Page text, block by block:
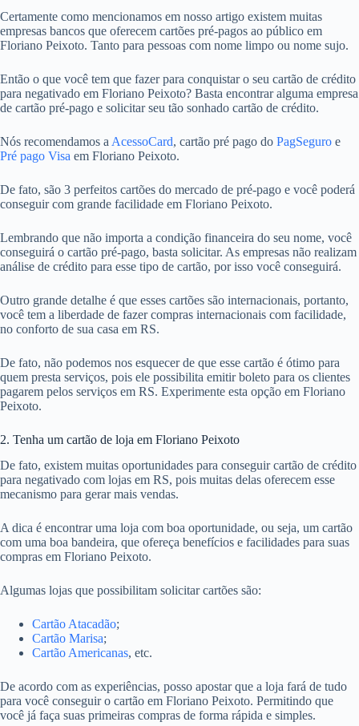
Certamente como mencionamos em nosso artigo existem muitas
empresas bancos que oferecem cartões pré-pagos ao público em
Floriano Peixoto. Tanto para pessoas com nome limpo ou nome sujo.
Então o que você tem que fazer para conquistar o seu cartão de crédito
para negativado em Floriano Peixoto? Basta encontrar alguma empresa
de cartão pré-pago e solicitar seu tão sonhado cartão de crédito.
Nós recomendamos a AcessoCard, cartão pré pago do PagSeguro e
Pré pago Visa em Floriano Peixoto.
De fato, são 3 perfeitos cartões do mercado de pré-pago e você poderá
conseguir com grande facilidade em Floriano Peixoto.
Lembrando que não importa a condição financeira do seu nome, você
conseguirá o cartão pré-pago, basta solicitar. As empresas não realizam
análise de crédito para esse tipo de cartão, por isso você conseguirá.
Outro grande detalhe é que esses cartões são internacionais, portanto,
você tem a liberdade de fazer compras internacionais com facilidade,
no conforto de sua casa em RS.
De fato, não podemos nos esquecer de que esse cartão é ótimo para
quem presta serviços, pois ele possibilita emitir boleto para os clientes
pagarem pelos serviços em RS. Experimente esta opção em Floriano
Peixoto.
2. Tenha um cartão de loja em Floriano Peixoto
De fato, existem muitas oportunidades para conseguir cartão de crédito
para negativado com lojas em RS, pois muitas delas oferecem esse
mecanismo para gerar mais vendas.
A dica é encontrar uma loja com boa oportunidade, ou seja, um cartão
com uma boa bandeira, que ofereça benefícios e facilidades para suas
compras em Floriano Peixoto.
Algumas lojas que possibilitam solicitar cartões são:
Cartão Atacadão;
Cartão Marisa;
Cartão Americanas, etc.
De acordo com as experiências, posso apostar que a loja fará de tudo
para você conseguir o cartão em Floriano Peixoto. Permitindo que
você já faça suas primeiras compras de forma rápida e simples.